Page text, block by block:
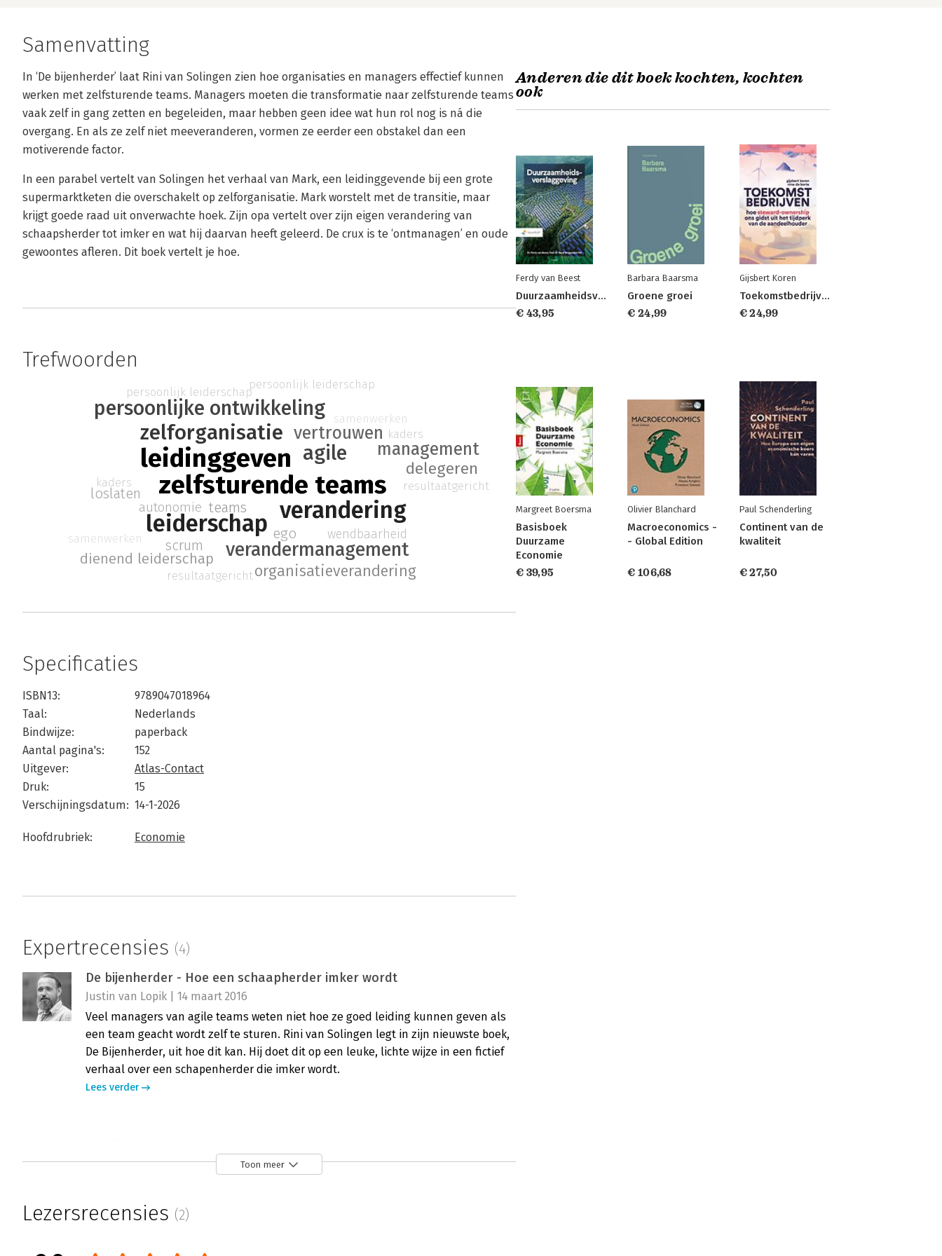
Samenvatting
In ‘De bijenherder’ laat Rini van Solingen zien hoe organisaties en managers effectief kunnen
werken met zelfsturende teams. Managers moeten die transformatie naar zelfsturende teams
vaak zelf in gang zetten en begeleiden, maar hebben geen idee wat hun rol nog is ná die
overgang. En als ze zelf niet meeveranderen, vormen ze eerder een obstakel dan een
motiverende factor.
In een parabel vertelt van Solingen het verhaal van Mark, een leidinggevende bij een grote
supermarktketen die overschakelt op zelforganisatie. Mark worstelt met de transitie, maar
krijgt goede raad uit onverwachte hoek. Zijn opa vertelt over zijn eigen verandering van
schaapsherder tot imker en wat hij daarvan heeft geleerd. De crux is te ‘ontmanagen’ en oude
gewoontes afleren. Dit boek vertelt je hoe.
Trefwoorden
zelfsturende teams
leidinggeven
verandering
leiderschap
zelforganisatie
agile
verandermanagement
persoonlijke ontwikkeling
vertrouwen
management
organisatieverandering
delegeren
dienend leiderschap
teams
autonomie
wendbaarheid
loslaten
ego
scrum
resultaatgericht
kaders
persoonlijk leiderschap
samenwerken
resultaatgericht
kaders
persoonlijk leiderschap
samenwerken
Specificaties
ISBN13:
9789047018964
Taal:
Nederlands
Bindwijze:
paperback
Aantal pagina's:
152
Uitgever:
Atlas-Contact
Druk:
15
Verschijningsdatum: 14-1-2026
Hoofdrubriek: Economie
Expertrecensies (4)
De bijenherder - Hoe een schaapherder imker wordt
Justin van Lopik | 14 maart 2016
Veel managers van agile teams weten niet hoe ze goed leiding kunnen geven als
een team geacht wordt zelf te sturen. Rini van Solingen legt in zijn nieuwste boek,
De Bijenherder, uit hoe dit kan. Hij doet dit op een leuke, lichte wijze in een fictief
verhaal over een schapenherder die imker wordt.
Lees verder
Peter Paul van de Beek | 3 maart 2016
van Het doel, The Phoenix Project, De Kracht van Scrum en bijvoorbeeld Getting
Teams Done. Waarbij de laatste twee ook het aandachtsgebied delen met De
Toon meer
Lezersrecensies (2)
Anderen die dit boek kochten, kochten
ook
Ferdy van Beest
Duurzaamheidsverslaggeving
€ 43,95
Barbara Baarsma
Groene groei
€ 24,99
Gijsbert Koren
Toekomstbedrijven
€ 24,99
Margreet Boersma
Basisboek
Duurzame
Economie
€ 39,95
Olivier Blanchard
Macroeconomics -
- Global Edition
€ 106,68
Paul Schenderling
Continent van de
kwaliteit
€ 27,50